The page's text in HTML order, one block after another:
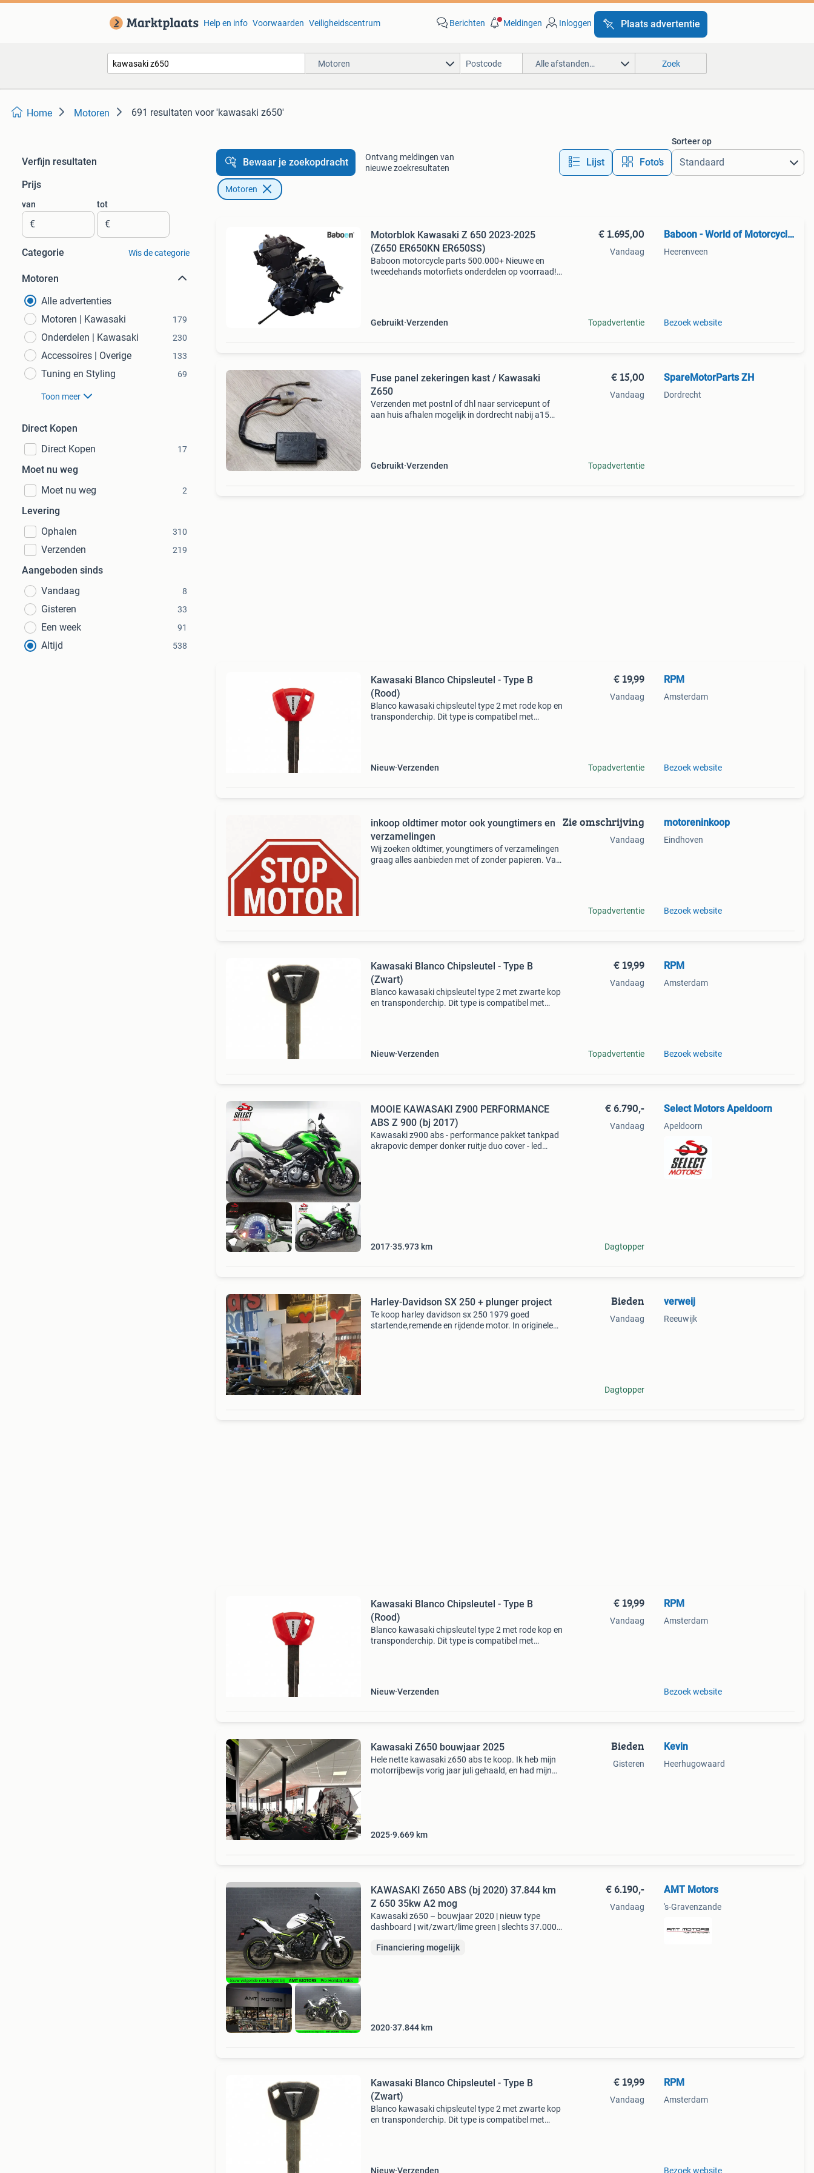
Help en info Voorwaarden Veiligheidscentrum Berichten Meldingen Inloggen Plaats advertentie
Motoren Alle afstanden… Zoek
Home Motoren 691 resultaten voor 'kawasaki z650'
Verfijn resultaten
Prijs
van
€
tot
€
Categorie Wis de categorie
Motoren
Alle advertenties
Motoren | Kawasaki
179
Onderdelen | Kawasaki 230
Accessoires | Overige 133
Tuning en Styling 69
Toon meer
Direct Kopen
Direct Kopen
17
Moet nu weg
Moet nu weg
2
Levering
Ophalen
310
Verzenden 219
Aangeboden sinds
Vandaag
8
Gisteren 33
Een week 91
Altijd 538
Bewaar je zoekopdracht
Ontvang meldingen van
nieuwe zoekresultaten
Lijst Foto’s
Sorteer op
Motoren
Motorblok Kawasaki Z 650 2023-2025
(Z650 ER650KN ER650SS)
Baboon motorcycle parts 500.000+ Nieuwe en
tweedehands motorfiets onderdelen op voorraad!
Gebruikt Verzenden
€ 1.695,00
Vandaag
Topadvertentie
Baboon - World of Motorcycle Parts
Heerenveen
Bezoek website
Fuse panel zekeringen kast / Kawasaki
Z650
Verzenden met postnl of dhl naar servicepunt of
aan huis afhalen mogelijk in dordrecht nabij a15
Gebruikt Verzenden
€ 15,00
Vandaag
Topadvertentie
SpareMotorParts ZH
Dordrecht
Kawasaki Blanco Chipsleutel - Type B
(Rood)
Blanco kawasaki chipsleutel type 2 met rode kop en
transponderchip. Dit type is compatibel met
Nieuw Verzenden
€ 19,99
Vandaag
Topadvertentie
RPM
Amsterdam
Bezoek website
inkoop oldtimer motor ook youngtimers en
verzamelingen
Wij zoeken oldtimer, youngtimers of verzamelingen
graag alles aanbieden met of zonder papieren. Van
Zie omschrijving
Vandaag
Topadvertentie
motoreninkoop
Eindhoven
Bezoek website
Kawasaki Blanco Chipsleutel - Type B
(Zwart)
Blanco kawasaki chipsleutel type 2 met zwarte kop
en transponderchip. Dit type is compatibel met
Nieuw Verzenden
€ 19,99
Vandaag
Topadvertentie
RPM
Amsterdam
Bezoek website
MOOIE KAWASAKI Z900 PERFORMANCE
ABS Z 900 (bj 2017)
Kawasaki z900 abs - performance pakket tankpad
akrapovic demper donker ruitje duo cover - led
2017 35.973 km
€ 6.790,-
Vandaag
Dagtopper
Select Motors Apeldoorn
Apeldoorn
Harley-Davidson SX 250 + plunger project
Te koop harley davidson sx 250 1979 goed
startende,remende en rijdende motor. In originele
Bieden
Vandaag
Dagtopper
verweij
Reeuwijk
Kawasaki Blanco Chipsleutel - Type B
(Rood)
Blanco kawasaki chipsleutel type 2 met rode kop en
transponderchip. Dit type is compatibel met
Nieuw Verzenden
€ 19,99
Vandaag
RPM
Amsterdam
Bezoek website
Kawasaki Z650 bouwjaar 2025
Hele nette kawasaki z650 abs te koop. Ik heb mijn
motorrijbewijs vorig jaar juli gehaald, en had mijn
2025 9.669 km
Bieden
Gisteren
Kevin
Heerhugowaard
KAWASAKI Z650 ABS (bj 2020) 37.844 km
Z 650 35kw A2 mog
Kawasaki z650 – bouwjaar 2020 | nieuw type
dashboard | wit/zwart/lime green | slechts 37.000
in de populaire kleurstelling wit, zwart en lime gre
Financiering mogelijk
2020 37.844 km
€ 6.190,-
Vandaag
AMT Motors
's-Gravenzande
Kawasaki Blanco Chipsleutel - Type B
(Zwart)
Blanco kawasaki chipsleutel type 2 met zwarte kop
en transponderchip. Dit type is compatibel met
Nieuw Verzenden
€ 19,99
Vandaag
RPM
Amsterdam
Bezoek website